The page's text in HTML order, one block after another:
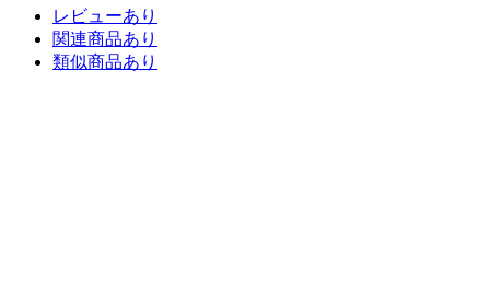
レビューあり
関連商品あり
類似商品あり